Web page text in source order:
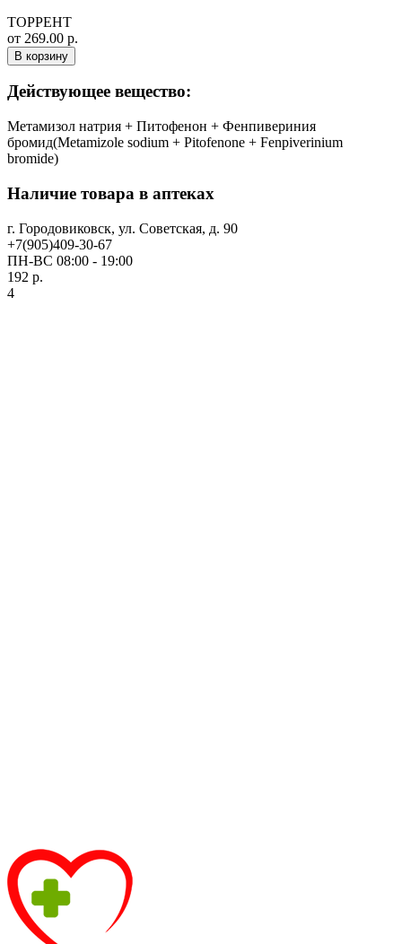
ТОРРЕНТ
от 269.00 р.
В корзину
Действующее вещество:
Метамизол натрия + Питофенон + Фенпивериния
бромид(Metamizole sodium + Pitofenone + Fenpiverinium
bromide)
Наличие товара в аптеках
г. Городовиковск, ул. Советская, д. 90
+7(905)409-30-67
ПН-ВС 08:00 - 19:00
192 р.
4